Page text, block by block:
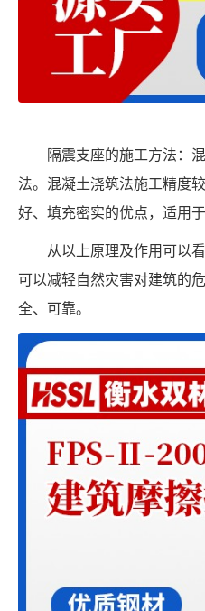
隔震支座的施工方法：
法。混凝土浇筑法施工精度
好、填充密实的优点，适用
从以上原理及作用可以
可以减轻自然灾害对建筑的
全、可靠。